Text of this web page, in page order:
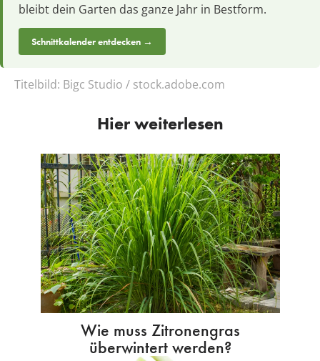
bleibt dein Garten das ganze Jahr in Bestform.
Schnittkalender entdecken →
Titelbild: Bigc Studio / stock.adobe.com
Hier weiterlesen
Wie muss Zitronengras
überwintert werden?